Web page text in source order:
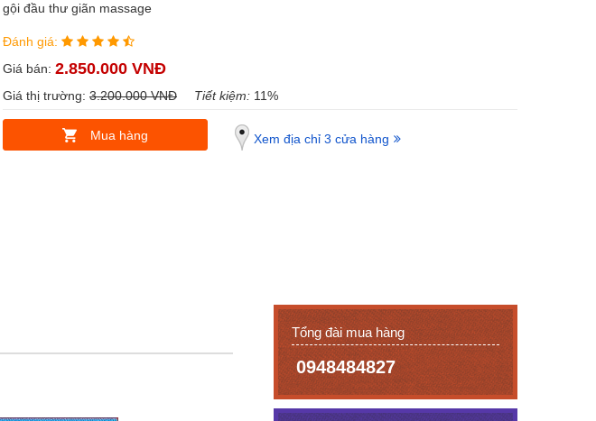
gội đầu thư giãn massage
Đánh giá:
Giá bán: 2.850.000 VNĐ
Giá thị trường: 3.200.000 VNĐ Tiết kiệm: 11%
Mua hàng Xem địa chỉ 3 cửa hàng
Tổng đài mua hàng
0948484827